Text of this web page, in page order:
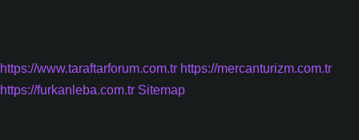
https://www.taraftarforum.com.tr https://mercanturizm.com.tr
https://furkanleba.com.tr Sitemap